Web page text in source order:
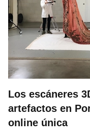
Los escáneres
artefactos en
online única